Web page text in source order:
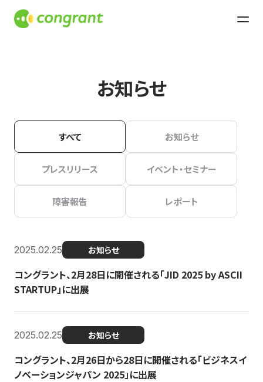
お知らせ
すべて お知らせ
プレスリリース イベント・セミナー
障害報告 レポート
2025.02.25 お知らせ
コングラント、2月28日に開催される「JID 2025 by ASCII
STARTUP」に出展
2025.02.25 お知らせ
コングラント、2月26日から28日に開催される「ビジネスイ
ノベーションジャパン 2025」に出展